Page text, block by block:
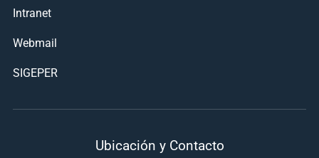
Intranet
Webmail
SIGEPER
Ubicación y Contacto